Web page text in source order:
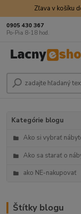
Zľava v košíku
0905 430 367
Po-Pia 8-18 hod.
Kategórie blogu
Ako si vybrať
Ako sa starať o
ako NE-nakupovať
Štítky blogu